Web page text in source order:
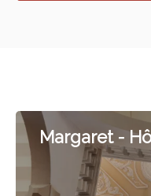
Margaret -